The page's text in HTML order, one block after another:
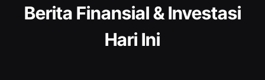
Berita Finansial & Investasi
Hari Ini